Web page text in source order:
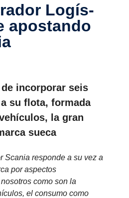
apostando
de incorporar seis
su flota, formada
la gran
sueca
Scania responde a su vez a
por aspectos
como son la
el consumo como